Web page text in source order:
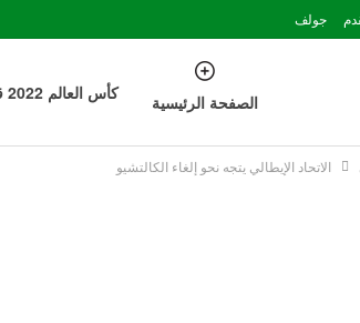
جولف
الصفحة الرئيسية كأس العالم 2022 قطر
الاتحاد الإيطالي يتجه نحو إلغاء الكالتشيو